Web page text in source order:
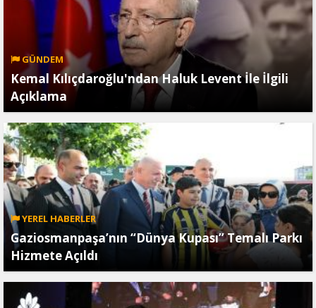
GÜNDEM
Kemal Kılıçdaroğlu'ndan Haluk Levent İle İlgili
Açıklama
YEREL HABERLER
Gaziosmanpaşa’nın “Dünya Kupası” Temalı Parkı
Hizmete Açıldı